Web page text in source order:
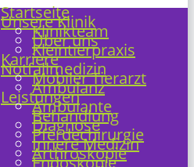
Startseite
Unsere Klinik
Klinikteam
Über uns
Kleintierpraxis
Karriere
Notfallmedizin
Mobiler Tierarzt
Ambulanz
Leistungen
Ambulante
Behandlung
Diagnose
Pferdechirurgie
Innere Medizin
Arthroskopie
Endoskopie